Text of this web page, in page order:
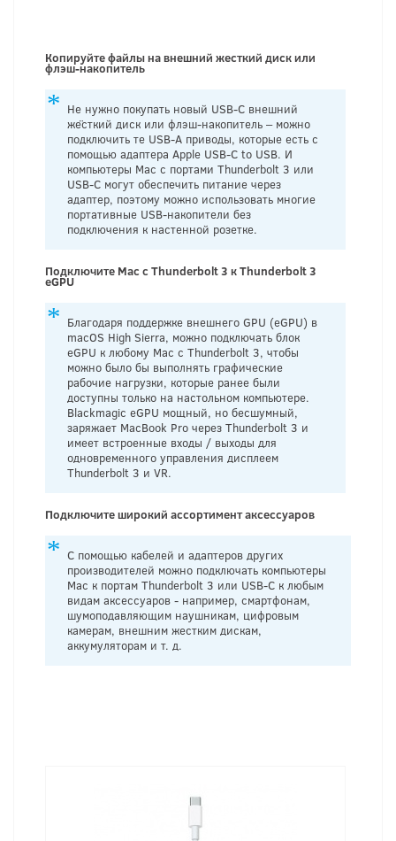
Копируйте файлы на внешний жесткий диск или
флэш-накопитель
Не нужно покупать новый USB-C внешний
жёсткий диск или флэш-накопитель – можно
подключить те USB-A приводы, которые есть с
помощью адаптера Apple USB-C to USB. И
компьютеры Mac с портами Thunderbolt 3 или
USB-C могут обеспечить питание через
адаптер, поэтому можно использовать многие
портативные USB-накопители без
подключения к настенной розетке.
Подключите Mac с Thunderbolt 3 к Thunderbolt 3
eGPU
Благодаря поддержке внешнего GPU (eGPU) в
macOS High Sierra, можно подключать блок
eGPU к любому Mac с Thunderbolt 3, чтобы
можно было бы выполнять графические
рабочие нагрузки, которые ранее были
доступны только на настольном компьютере.
Blackmagic eGPU мощный, но бесшумный,
заряжает MacBook Pro через Thunderbolt 3 и
имеет встроенные входы / выходы для
одновременного управления дисплеем
Thunderbolt 3 и VR.
Подключите широкий ассортимент аксессуаров
С помощью кабелей и адаптеров других
производителей можно подключать компьютеры
Mac к портам Thunderbolt 3 или USB-C к любым
видам аксессуаров - например, смартфонам,
шумоподавляющим наушникам, цифровым
камерам, внешним жестким дискам,
аккумуляторам и т. д.